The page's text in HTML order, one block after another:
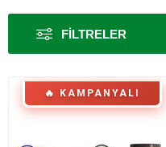
FILTRELER
🔥 KAMPANYALI